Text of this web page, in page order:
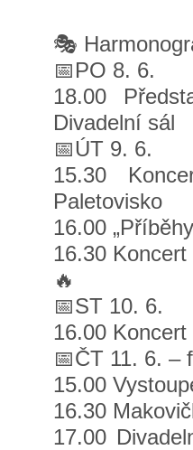
🎭
📅PO 8. 6.
18.00
Divadelní sál
📅ÚT 9. 6.
15.30
Paletovisko
16.00
16.30
🔥
📅ST 10. 6.
16.00
📅ČT 11. 6. –
15.00
16.30
17.00